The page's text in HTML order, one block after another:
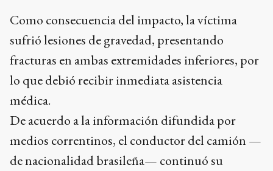
Como consecuencia del impacto, la víctima
sufrió lesiones de gravedad, presentando
fracturas en ambas extremidades inferiores, por
lo que debió recibir inmediata asistencia
médica.
De acuerdo a la información difundida por
medios correntinos, el conductor del camión —
de nacionalidad brasileña— continuó su